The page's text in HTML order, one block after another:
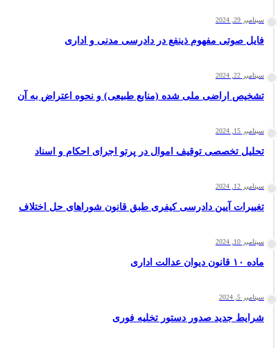
سپتامبر 29, 2024
فایل صوتی مفهوم ذینفع در دادرسی مدنی و اداری
سپتامبر 22, 2024
تشخیص اراضی ملی شده (منابع طبیعی) و نحوه اعتراض به آن
سپتامبر 15, 2024
تحلیل تخصصی توقیف اموال در پرتو اجرای احکام و اسناد
سپتامبر 12, 2024
تغییرات آیین دادرسی کیفری طبق قانون شوراهای حل اختلاف
سپتامبر 10, 2024
ماده ۱۰ قانون دیوان عدالت اداری
سپتامبر 5, 2024
شرایط جدید صدور دستور تخلیه فوری